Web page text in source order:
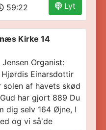
Lyt
59:22
Kirke 14
Organist:
Einarsdottir
solen af havets skød
har gjort 889 Du
dig selv 164 Øjne, I
og vi så'de